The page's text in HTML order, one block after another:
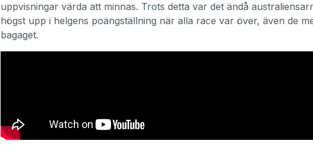
uppvisningar värda att minnas. Trots detta var det ändå
högst upp i helgens poängställning när alla race var över, även de
bagaget.